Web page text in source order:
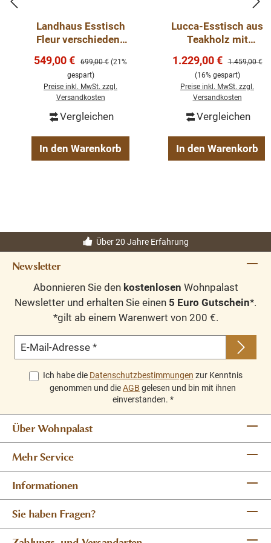
Landhaus Esstisch
Fleur verschiedene
cm
Verkaufspreis:
549,00 € Regulärer Preis:
699,00 € (21%
gespart)
Preise inkl. MwSt. zzgl.
Versandkosten
Vergleichen
In den Warenkorb
Lucca-Esstisch aus
Teakholz mit
260 cm
Verkaufspreis:
1.229,00 € Regulärer
1.459,00 €
(16% gespart)
Preise inkl. MwSt. zzgl.
Versandkosten
Vergleichen
In den Warenkorb
Über 20 Jahre Erfahrung
Newsletter
Abonnieren Sie den kostenlosen Wohnpalast
Newsletter und erhalten Sie einen 5 Euro Gutschein*.
*gilt ab einem Warenwert von 200 €.
E-Mail-Adresse *
Ich habe die Datenschutzbestimmungen zur Kenntnis
genommen und dieAGB gelesen und bin mit ihnen
einverstanden. *
Über Wohnpalast
Mehr Service
Informationen
Sie haben Fragen?